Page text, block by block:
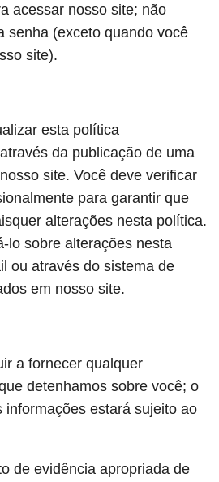
acessar nosso site; não
senha (exceto quando você
site).
esta política
da publicação de uma
site. Você deve verificar
para garantir que
alterações nesta política.
lo sobre alterações nesta
ou através do sistema de
em nosso site.
a fornecer qualquer
detenhamos sobre você; o
informações estará sujeito ao
de evidência apropriada de